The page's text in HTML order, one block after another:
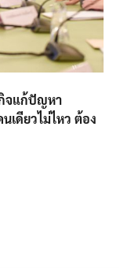
จแก้ปัญหา
เดียวไม่ไหว ต้อง